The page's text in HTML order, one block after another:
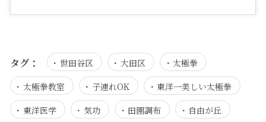
タグ： 世田谷区 大田区
太極拳
太極拳教室
子連れOK
東洋一美しい太極拳
東洋医学
気功 田園調布 自由が丘